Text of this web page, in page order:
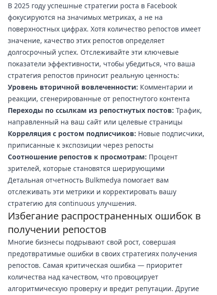
В 2025 году успешные стратегии роста в Facebook
фокусируются на значимых метриках, а не на
поверхностных цифрах. Хотя количество репостов имеет
значение, качество этих репостов определяет
долгосрочный успех. Отслеживайте эти ключевые
показатели эффективности, чтобы убедиться, что ваша
стратегия репостов приносит реальную ценность:
Уровень вторичной вовлеченности: Комментарии и
реакции, сгенерированные от репостнутого контента
Переходы по ссылкам из репостнутых постов: Трафик,
направленный на ваш сайт или целевые страницы
Корреляция с ростом подписчиков: Новые подписчики,
приписанные к экспозиции через репосты
Соотношение репостов к просмотрам: Процент
зрителей, которые становятся шерирующими
Детальная отчетность Bulkmedya помогает вам
отслеживать эти метрики и корректировать вашу
стратегию для continuous улучшения.
Избегание распространенных ошибок в
получении репостов
Многие бизнесы подрывают свой рост, совершая
предотвратимые ошибки в своих стратегиях получения
репостов. Самая критическая ошибка — приоритет
количества над качеством, что провоцирует
алгоритмическую проверку и вредит репутации. Другие